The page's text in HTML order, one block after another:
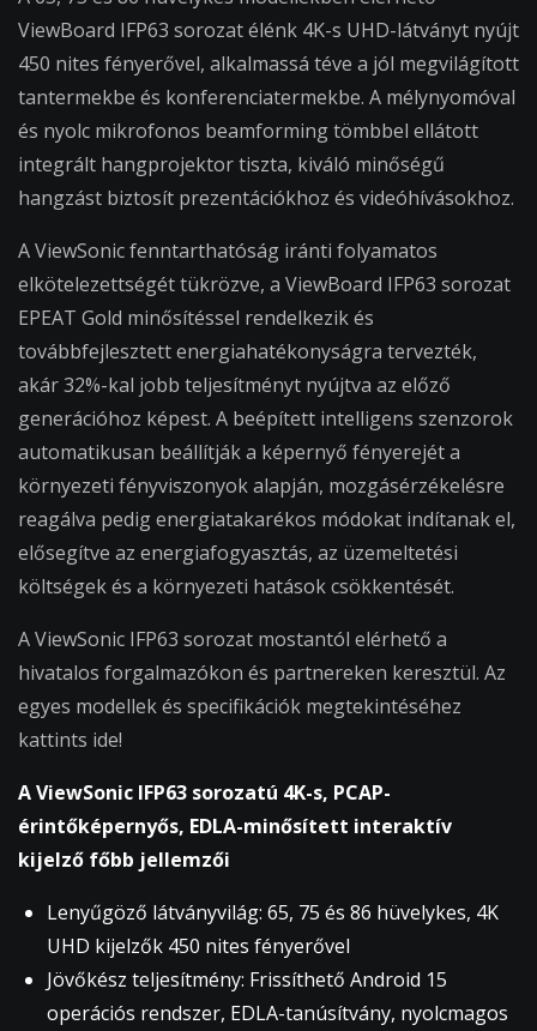
ViewBoard IFP63 sorozat élénk 4K-s UHD-látványt nyújt
450 nites fényerővel, alkalmassá téve a jól megvilágított
tantermekbe és konferenciatermekbe. A mélynyomóval
és nyolc mikrofonos beamforming tömbbel ellátott
integrált hangprojektor tiszta, kiváló minőségű
hangzást biztosít prezentációkhoz és videóhívásokhoz.
A ViewSonic fenntarthatóság iránti folyamatos
elkötelezettségét tükrözve, a ViewBoard IFP63 sorozat
EPEAT Gold minősítéssel rendelkezik és
továbbfejlesztett energiahatékonyságra tervezték,
akár 32%-kal jobb teljesítményt nyújtva az előző
generációhoz képest. A beépített intelligens szenzorok
automatikusan beállítják a képernyő fényerejét a
környezeti fényviszonyok alapján, mozgásérzékelésre
reagálva pedig energiatakarékos módokat indítanak el,
elősegítve az energiafogyasztás, az üzemeltetési
költségek és a környezeti hatások csökkentését.
A ViewSonic IFP63 sorozat mostantól elérhető a
hivatalos forgalmazókon és partnereken keresztül. Az
egyes modellek és specifikációk megtekintéséhez
kattints ide!
A ViewSonic IFP63 sorozatú 4K-s, PCAP-
érintőképernyős, EDLA-minősített interaktív
kijelző főbb jellemzői
Lenyűgöző látványvilág: 65, 75 és 86 hüvelykes, 4K
UHD kijelzők 450 nites fényerővel
Jövőkész teljesítmény: Frissíthető Android 15
operációs rendszer, EDLA-tanúsítvány, nyolcmagos